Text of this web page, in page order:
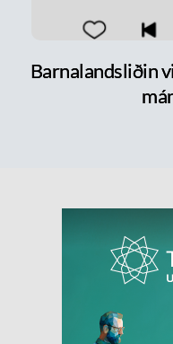
Barnalandsliðin